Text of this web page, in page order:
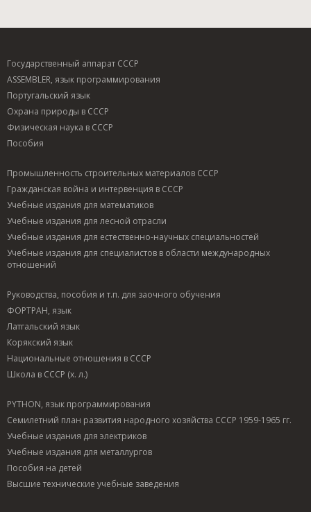
Государственный аппарат СССР
ASSEMBLER, язык программирования
Португальский язык
Охрана природы в СССР
Физическая наука в СССР
Пособия
Промышленность строительных материалов СССР
Гражданская война и интервенция в СССР
Учебные издания для математиков
Учебные издания для лесной отрасли
Учебные издания для естественно-научных специальностей
Учебные издания для специалистов в области международных
отношений
Руководства, пособия и т.п. для заочного обучения
ФОРТРАН, язык
Латгальский язык
Корякский язык
Национальные отношения в СССР
Школа в СССР (х. л.)
PYTHON, язык программирования
Семилетний план развития народного хозяйства СССР 1959-1965 гг.
Учебные издания для электриков
Учебные издания для металлургов
Пособия на детей
Высшие технические учебные заведения